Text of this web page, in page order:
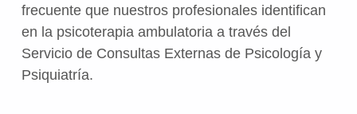
frecuente que nuestros profesionales identifican
en la psicoterapia ambulatoria a través del
Servicio de Consultas Externas de Psicología y
Psiquiatría.